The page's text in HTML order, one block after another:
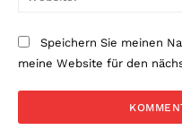
Speichern Sie meinen
meine Website für den